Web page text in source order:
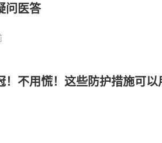
问医答
！不用慌！这些防护措施可以